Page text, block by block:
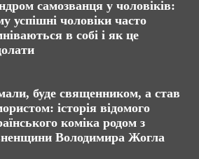
самозванця у чоловіків:
успішні чоловіки часто
в собі і як це
буде священником, а став
історія відомого
коміка родом з
Володимира Жогла